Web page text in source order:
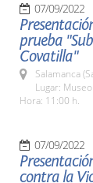
07/09/2022
prueba
Covatilla"
Salamanca
Lugar:
Hora: 11:00 h.
07/09/2022
contra la